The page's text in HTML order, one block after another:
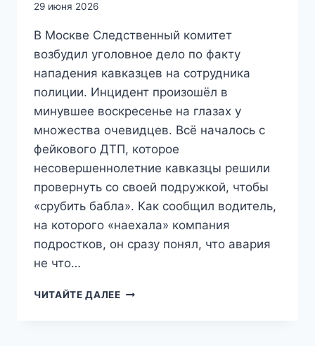
29 июня 2026
В Москве Следственный комитет
возбудил уголовное дело по факту
нападения кавказцев на сотрудника
полиции. Инцидент произошёл в
минувшее воскресенье на глазах у
множества очевидцев. Всё началось с
фейкового ДТП, которое
несовершеннолетние кавказцы решили
провернуть со своей подружкой, чтобы
«срубить бабла». Как сообщил водитель,
на которого «наехала» компания
подростков, он сразу понял, что авария
не что…
ЧИТАЙТЕ ДАЛЕЕБАСТРЫКИН